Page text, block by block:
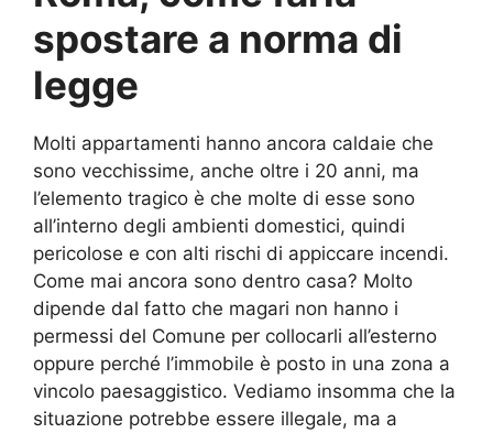
spostare a norma di
legge
Molti appartamenti hanno ancora caldaie che
sono vecchissime, anche oltre i 20 anni, ma
l’elemento tragico è che molte di esse sono
all’interno degli ambienti domestici, quindi
pericolose e con alti rischi di appiccare incendi.
Come mai ancora sono dentro casa? Molto
dipende dal fatto che magari non hanno i
permessi del Comune per collocarli all’esterno
oppure perché l’immobile è posto in una zona a
vincolo paesaggistico. Vediamo insomma che la
situazione potrebbe essere illegale, ma a